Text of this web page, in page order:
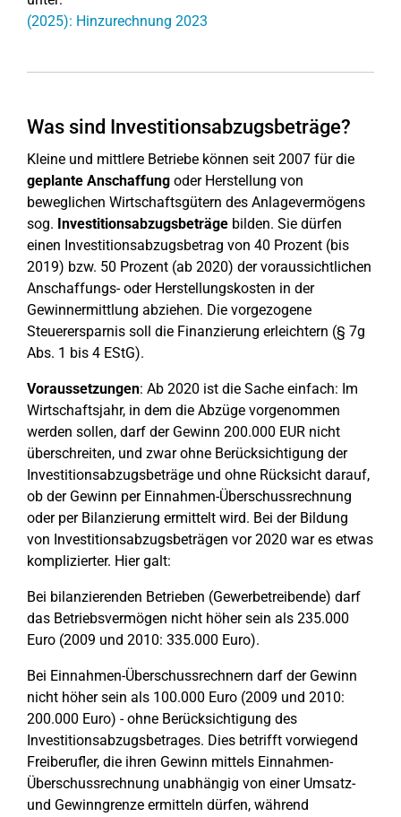
(2025): Hinzurechnung 2023
Was sind Investitionsabzugsbeträge?
Kleine und mittlere Betriebe können seit 2007 für die
geplante Anschaffung oder Herstellung von
beweglichen Wirtschaftsgütern des Anlagevermögens
sog. Investitionsabzugsbeträge bilden. Sie dürfen
einen Investitionsabzugsbetrag von 40 Prozent (bis
2019) bzw. 50 Prozent (ab 2020) der voraussichtlichen
Anschaffungs- oder Herstellungskosten in der
Gewinnermittlung abziehen. Die vorgezogene
Steuerersparnis soll die Finanzierung erleichtern (§ 7g
Abs. 1 bis 4 EStG).
Voraussetzungen: Ab 2020 ist die Sache einfach: Im
Wirtschaftsjahr, in dem die Abzüge vorgenommen
werden sollen, darf der Gewinn 200.000 EUR nicht
überschreiten, und zwar ohne Berücksichtigung der
Investitionsabzugsbeträge und ohne Rücksicht darauf,
ob der Gewinn per Einnahmen-Überschussrechnung
oder per Bilanzierung ermittelt wird. Bei der Bildung
von Investitionsabzugsbeträgen vor 2020 war es etwas
komplizierter. Hier galt:
Bei bilanzierenden Betrieben (Gewerbetreibende) darf
das Betriebsvermögen nicht höher sein als 235.000
Euro (2009 und 2010: 335.000 Euro).
Bei Einnahmen-Überschussrechnern darf der Gewinn
nicht höher sein als 100.000 Euro (2009 und 2010:
200.000 Euro) - ohne Berücksichtigung des
Investitionsabzugsbetrages. Dies betrifft vorwiegend
Freiberufler, die ihren Gewinn mittels Einnahmen-
Überschussrechnung unabhängig von einer Umsatz-
und Gewinngrenze ermitteln dürfen, während